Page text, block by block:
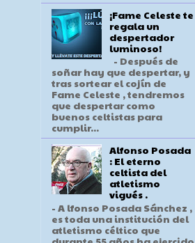
¡Fame Celeste te
regala un
despertador
luminoso!
- Después de
soñar hay que despertar, y
tras sortear el cojín de
Fame Celeste , tendremos
que despertar como
buenos celtistas para
cumplir...
Alfonso Posada
: El eterno
celtista del
atletismo
vigués .
- A lfonso Posada Sánchez ,
es toda una institución del
atletismo céltico que